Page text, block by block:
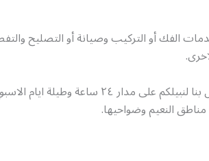
الفك أو التركيب وصيانة أو التصليح
رضائكم هو هدفنا وغايتنا فلا تتردوا بالاتصال بنا لنبيلكم على مدار ٢٤
مناطق النعيم وضواحيها.